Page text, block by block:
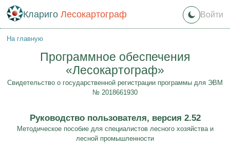
Клариго Лесокартограф Войти
На главную
Программное обеспечения
«Лесокартограф»
Cвидетельство о государственной регистрации программы для ЭВМ
№ 2018661930
Руководство пользователя, версия 2.52
Методическое пособие для специалистов лесного хозяйства и
лесной промышленности